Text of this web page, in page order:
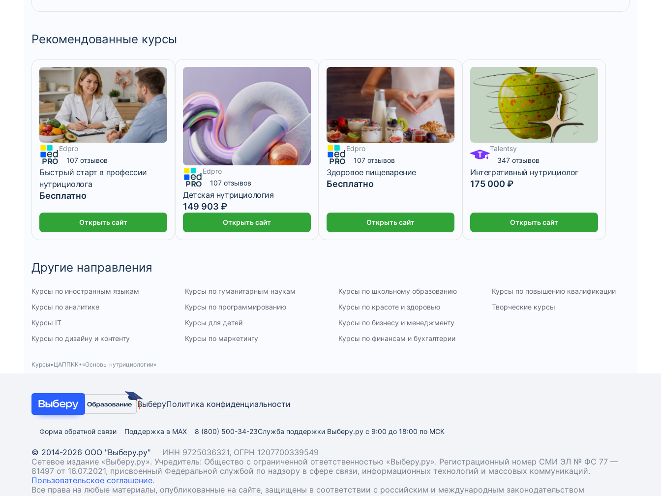
Рекомендованные курсы
Edpro
107 отзывов
Быстрый старт в профессии
нутрициолога
Бесплатно
Открыть сайт
6 месяцев
Edpro
107 отзывов
Детская нутрициология
149 903 ₽
Открыть сайт
Edpro
107 отзывов
Здоровое пищеварение
Бесплатно
Открыть сайт
Talentsy
347 отзывов
Интегративный нутрициолог
175 000 ₽
Открыть сайт
Другие направления
Курсы по иностранным языкам
Курсы по аналитике
Курсы IT
Курсы по дизайну и контенту
Курсы по гуманитарным наукам
Курсы по программированию
Курсы для детей
Курсы по маркетингу
Курсы по школьному образованию
Курсы по красоте и здоровью
Курсы по бизнесу и менеджменту
Курсы по финансам и бухгалтерии
Курсы по повышению квалификации
Творческие курсы
Курсы ЦАППКК «Основы нутрициологии»
ВыберуПолитика конфиденциальности
Форма обратной связи Поддержка в MAX 8 (800) 500-34-23Служба поддержки Выберу.ру с 9:00 до 18:00 по МСК
© 2014-2026 ООО "Выберу.ру"
ИНН 9725036321, ОГРН 1207700339549
Сетевое издание «Выберу.ру». Учредитель: Общество с ограниченной ответственностью «Выберу.ру». Регистрационный номер СМИ ЭЛ № ФС 77 —
81497 от 16.07.2021, присвоенный Федеральной службой по надзору в сфере связи, информационных технологий и массовых коммуникаций.
Пользовательское соглашение.
Все права на любые материалы, опубликованные на сайте, защищены в соответствии с российским и международным законодательством